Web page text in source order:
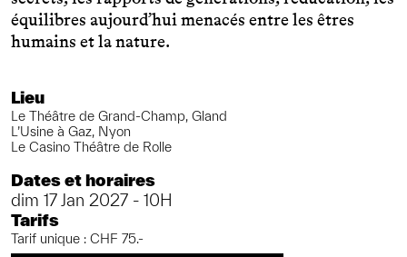
équilibres aujourd’hui menacés entre les êtres
humains et la nature.
Lieu
Le Théâtre de Grand-Champ, Gland
L’Usine à Gaz, Nyon
Le Casino Théâtre de Rolle
Dates et horaires
dim 17 Jan 2027 - 10H
Tarifs
Tarif unique : CHF 75.-